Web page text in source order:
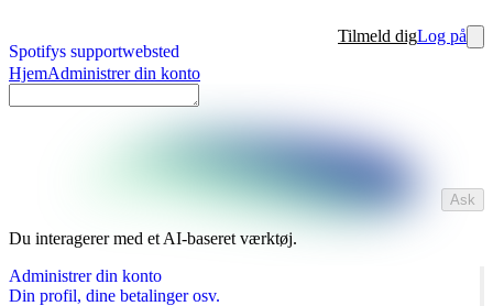
Spotifys supportwebsted
Tilmeld digLog på
HjemAdministrer din konto
Ask
Du interagerer med et AI-baseret værktøj.
Administrer din konto
Din profil, dine betalinger osv.